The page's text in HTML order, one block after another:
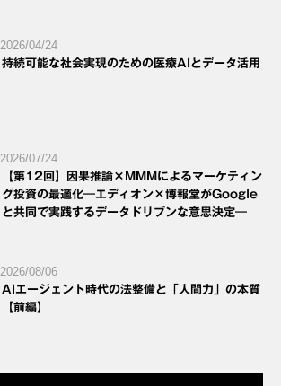
2026/04/24
持続可能な社会実現のための医療AIとデータ活用
2026/07/24
【第12回】因果推論×MMMによるマーケティン
グ投資の最適化―エディオン×博報堂がGoogle
と共同で実践するデータドリブンな意思決定―
2026/08/06
AIエージェント時代の法整備と「人間力」の本質
【前編】